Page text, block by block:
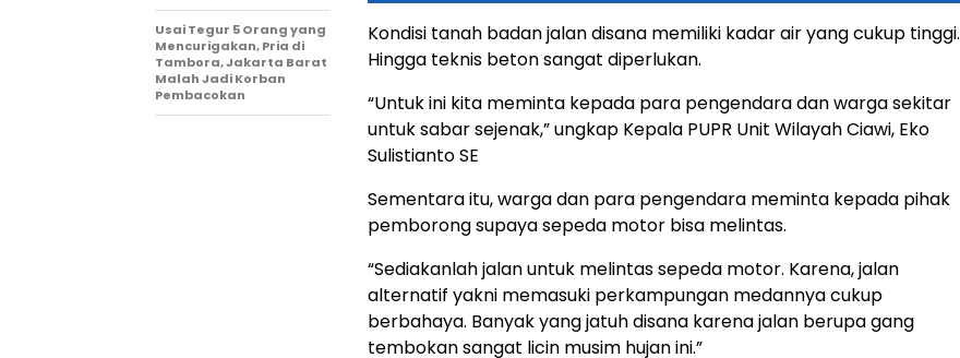
Kondisi tanah badan jalan disana memiliki kadar air yang cukup tinggi.
Hingga teknis beton sangat diperlukan.
“Untuk ini kita meminta kepada para pengendara dan warga sekitar
untuk sabar sejenak,” ungkap Kepala PUPR Unit Wilayah Ciawi, Eko
Sulistianto SE
Sementara itu, warga dan para pengendara meminta kepada pihak
pemborong supaya sepeda motor bisa melintas.
“Sediakanlah jalan untuk melintas sepeda motor. Karena, jalan
alternatif yakni memasuki perkampungan medannya cukup
berbahaya. Banyak yang jatuh disana karena jalan berupa gang
tembokan sangat licin musim hujan ini.”
Usai Tegur 5 Orang yang
Mencurigakan, Pria di
Tambora, Jakarta Barat
Malah Jadi Korban
Pembacokan